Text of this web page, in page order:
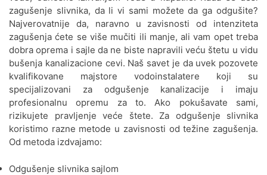
Odgušenje kanalizacije Kotež
Odgušenje kanalizacije Krnjača
Odgušenje kanalizacije
Kumodraž
Odgušenje kanalizacije
Labudovo Brdo
Odgušenje kanalizacije
Lazarevac
zagušenje slivnika, da li vi sami možete da ga odgušite?
Najverovatnije da, naravno u zavisnosti od intenziteta
zagušenja ćete se više mučiti ili manje, ali vam opet treba
dobra oprema i sajle da ne biste napravili veću štetu u vidu
bušenja kanalizacione cevi. Naš savet je da uvek pozovete
kvalifikovane majstore vodoinstalatere koji su
specijalizovani za odgušenje kanalizacije i imaju
profesionalnu opremu za to. Ako pokušavate sami,
rizikujete pravljenje veće štete. Za odgušenje slivnika
koristimo razne metode u zavisnosti od težine zagušenja.
Od metoda izdvajamo:
Odgušenje slivnika sajlom